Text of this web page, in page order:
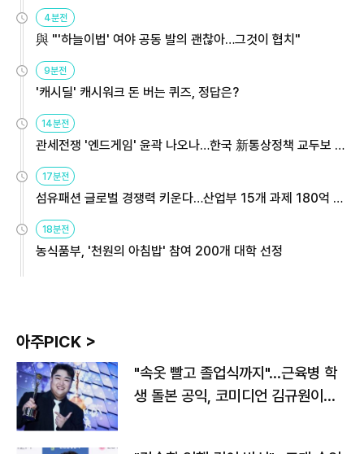
4분전
與 "'하늘이법' 여야 공동 발의 괜찮아…그것이 협치"
9분전
'캐시딜' 캐시워크 돈 버는 퀴즈, 정답은?
14분전
관세전쟁 '엔드게임' 윤곽 나오나…한국 新통상정책 교두보 활
17분전
섬유패션 글로벌 경쟁력 키운다…산업부 15개 과제 180억 지
18분전
농식품부, '천원의 아침밥' 참여 200개 대학 선정
아주PICK >
"속옷 빨고 졸업식까지"…근육병 학
생 돌본 공익, 코미디언 김규원이었